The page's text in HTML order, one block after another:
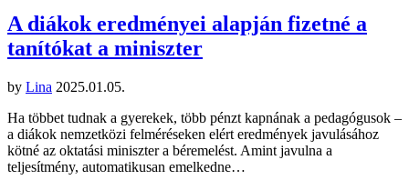
A diákok eredményei alapján fizetné a
tanítókat a miniszter
by Lina 2025.01.05.
Ha többet tudnak a gyerekek, több pénzt kapnának a pedagógusok –
a diákok nemzetközi felméréseken elért eredmények javulásához
kötné az oktatási miniszter a béremelést. Amint javulna a
teljesítmény, automatikusan emelkedne…